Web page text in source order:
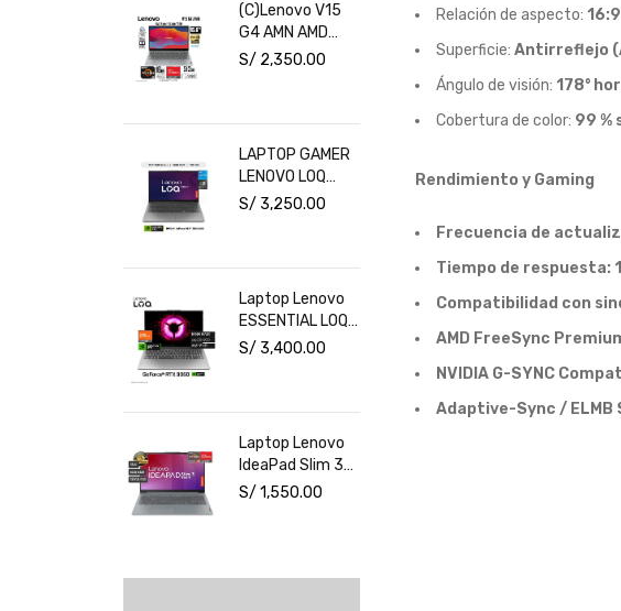
(C)Lenovo V15
G4 AMN AMD
Ryzen 5-7520U
FHD Free Dos
S/ 2,350.00
LAPTOP GAMER
LENOVO LOQ
INTEL CORE I5
6GB 15.6" FHD
S/ 3,250.00
Laptop Lenovo
ESSENTIAL LOQ
15ARP10E Ryzen
512GB SSD
3050 6GB 15.6"
FHD Windows 11
S/ 3,400.00
Laptop Lenovo
IdeaPad Slim 3
15AMN8 15.6"
S/ 1,550.00
Relación de aspecto: 16:9
Superficie: Antirreflejo
Ángulo de visión: 178°
Cobertura de color: 99 %
Rendimiento y Gaming
Frecuencia de
Tiempo de respuesta:
Compatibilidad con
AMD FreeSync
NVIDIA G-SYNC
Adaptive-Sync / ELMB